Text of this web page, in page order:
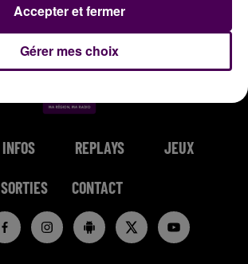
The Reason
INFOS REPLAYS JEUX
SORTIES CONTACT
Gérer mes choix
Accepter et fermer